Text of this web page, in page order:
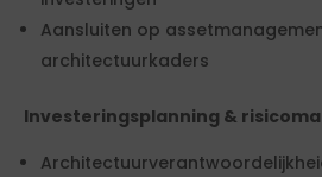
Aansluiten op
architectuurkaders
Investeringsplanning &